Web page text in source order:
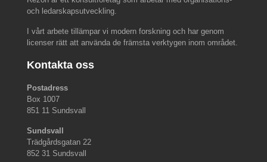
och ledarskapsutveckling.
I vårt arbete tillämpar vi modern forskning och har genom
licenser rätt att använda de främsta verktygen inom området.
Kontakta oss
Postadress
Box 1007
851 11 Sundsvall
Sundsvall
Trädgårdsgatan 22
852 31 Sundsvall